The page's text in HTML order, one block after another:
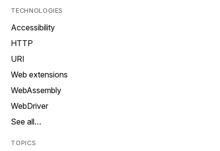
TECHNOLOGIES
Accessibility
HTTP
URI
Web extensions
WebAssembly
WebDriver
See all…
TOPICS